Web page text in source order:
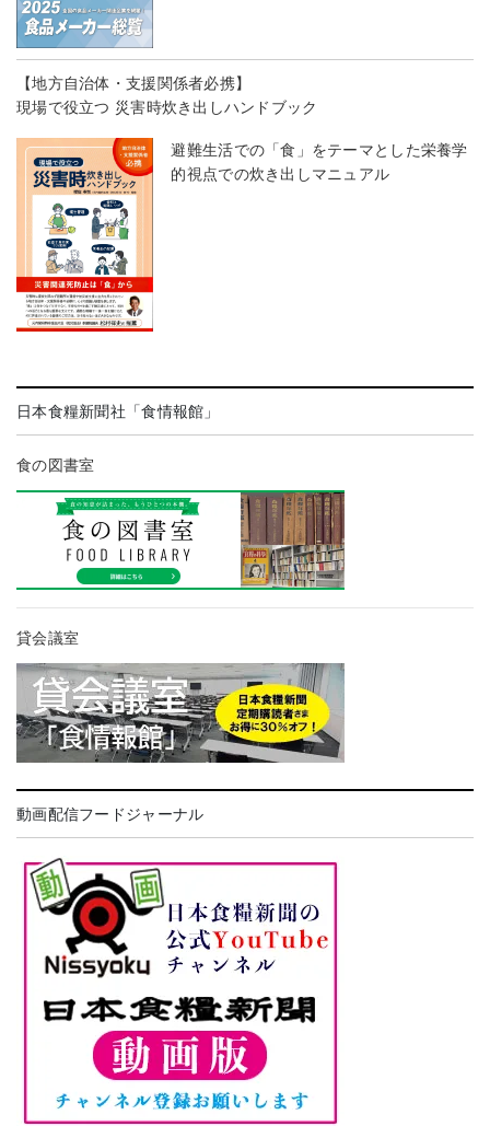
【地方自治体・支援関係者必携】
現場で役立つ 災害時炊き出しハンドブック
避難生活での「食」をテーマとした栄養学
的視点での炊き出しマニュアル
日本食糧新聞社「食情報館」
食の図書室
貸会議室
動画配信フードジャーナル